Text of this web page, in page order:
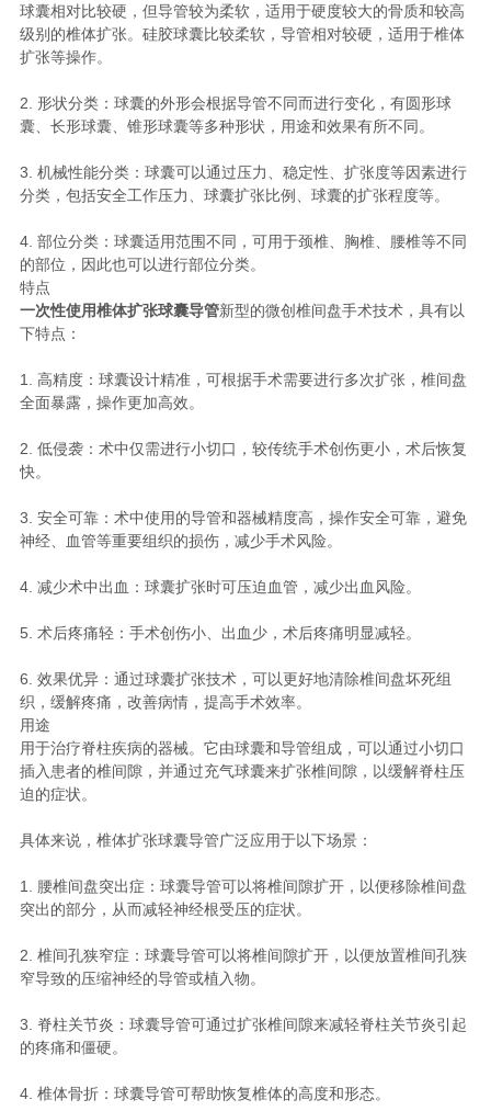
球囊相对比较硬，但导管较为柔软，适用于硬度较大的骨质和较高
级别的椎体扩张。硅胶球囊比较柔软，导管相对较硬，适用于椎体
扩张等操作。
2. 形状分类：球囊的外形会根据导管不同而进行变化，有圆形球
囊、长形球囊、锥形球囊等多种形状，用途和效果有所不同。
3. 机械性能分类：球囊可以通过压力、稳定性、扩张度等因素进行
分类，包括安全工作压力、球囊扩张比例、球囊的扩张程度等。
4. 部位分类：球囊适用范围不同，可用于颈椎、胸椎、腰椎等不同
的部位，因此也可以进行部位分类。
特点
一次性使用椎体扩张球囊导管新型的微创椎间盘手术技术，具有以
下特点：
1. 高精度：球囊设计精准，可根据手术需要进行多次扩张，椎间盘
全面暴露，操作更加高效。
2. 低侵袭：术中仅需进行小切口，较传统手术创伤更小，术后恢复
快。
3. 安全可靠：术中使用的导管和器械精度高，操作安全可靠，避免
神经、血管等重要组织的损伤，减少手术风险。
4. 减少术中出血：球囊扩张时可压迫血管，减少出血风险。
5. 术后疼痛轻：手术创伤小、出血少，术后疼痛明显减轻。
6. 效果优异：通过球囊扩张技术，可以更好地清除椎间盘坏死组
织，缓解疼痛，改善病情，提高手术效率。
用途
用于治疗脊柱疾病的器械。它由球囊和导管组成，可以通过小切口
插入患者的椎间隙，并通过充气球囊来扩张椎间隙，以缓解脊柱压
迫的症状。
具体来说，椎体扩张球囊导管广泛应用于以下场景：
1. 腰椎间盘突出症：球囊导管可以将椎间隙扩开，以便移除椎间盘
突出的部分，从而减轻神经根受压的症状。
2. 椎间孔狭窄症：球囊导管可以将椎间隙扩开，以便放置椎间孔狭
窄导致的压缩神经的导管或植入物。
3. 脊柱关节炎：球囊导管可通过扩张椎间隙来减轻脊柱关节炎引起
的疼痛和僵硬。
4. 椎体骨折：球囊导管可帮助恢复椎体的高度和形态。